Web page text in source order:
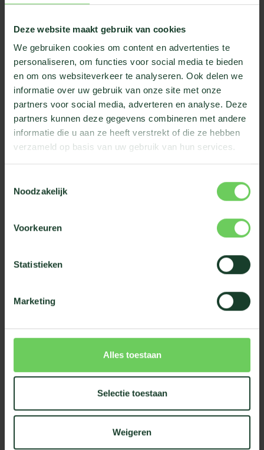
Deze website maakt gebruik van cookies
We gebruiken cookies om content en advertenties te
personaliseren, om functies voor social media te bieden
en om ons websiteverkeer te analyseren. Ook delen we
informatie over uw gebruik van onze site met onze
partners voor social media, adverteren en analyse. Deze
partners kunnen deze gegevens combineren met andere
informatie die u aan ze heeft verstrekt of die ze hebben
verzameld op basis van uw gebruik van hun services.
Noodzakelijk
Voorkeuren
Statistieken
Marketing
Alles toestaan
Selectie toestaan
Weigeren
les avantagesd'un
cadre vert
Vous souhaitez ajouter un subtil accent vert à votre
environnement de travail? Pensez alors à un cadre vert
de Green Concept. En combinant des plantes vivantes,
mousse de renne dans différentes teintes, vous pouvez
Ils conviennent pour être fixés sur un mur intérieur ou
pour attirer l'attention dans une salle de réunion. Vous
pouvez choisir parmi une gamme variée de plantes et de
bureau, tant sur le plan fonctionnel que décoratif.